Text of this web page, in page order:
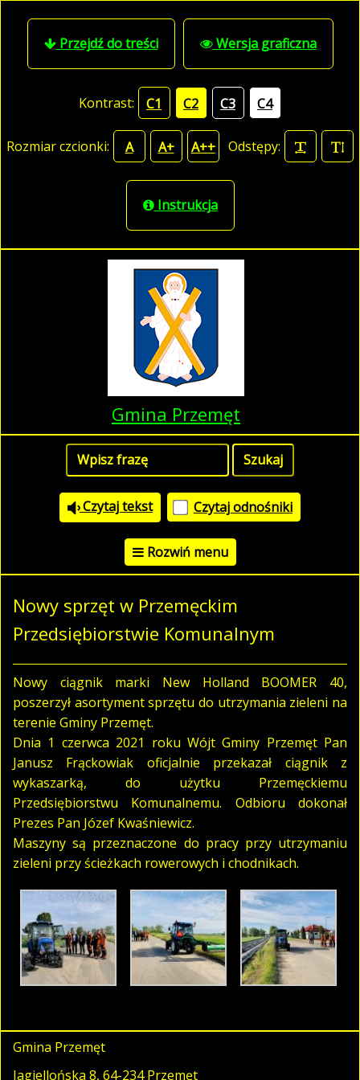
Przejdź do treści Wersja graficzna
Kontrast: C1 C2 C3 C4
Rozmiar czcionki: A A+ A++ Odstępy:
Instrukcja
Gmina Przemęt
Czytaj tekst Czytaj odnośniki
Rozwiń menu
Nowy sprzęt w Przemęckim
Przedsiębiorstwie Komunalnym
Nowy ciągnik marki New Holland BOOMER 40,
poszerzył asortyment sprzętu do utrzymania zieleni na
terenie Gminy Przemęt.
Dnia 1 czerwca 2021 roku Wójt Gminy Przemęt Pan
Janusz Frąckowiak oficjalnie przekazał ciągnik z
wykaszarką, do użytku Przemęckiemu
Przedsiębiorstwu Komunalnemu. Odbioru dokonał
Prezes Pan Józef Kwaśniewicz.
Maszyny są przeznaczone do pracy przy utrzymaniu
zieleni przy ścieżkach rowerowych i chodnikach.
Gmina Przemęt
Jagiellońska 8, 64-234 Przemęt